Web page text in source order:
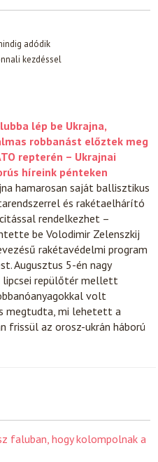
adódik
kezdéssel
lép be Ukrajna,
robbanást előztek meg
repterén – Ukrajnai
híreink pénteken
hamarosan saját ballisztikus
és rakétaelhárító
rendelkezhet –
be Volodimir Zelenszkij
rakétavédelmi program
Augusztus 5-én nagy
lipcsei repülőtér mellett
volt
megtudta, mi lehetett a
frissül az orosz-ukrán háború
faluban, hogy kolompolnak a